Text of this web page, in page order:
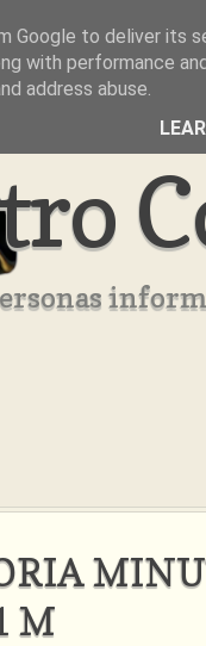
Quienes Somos ??
M
Google to deliver its
with performance
address abuse.